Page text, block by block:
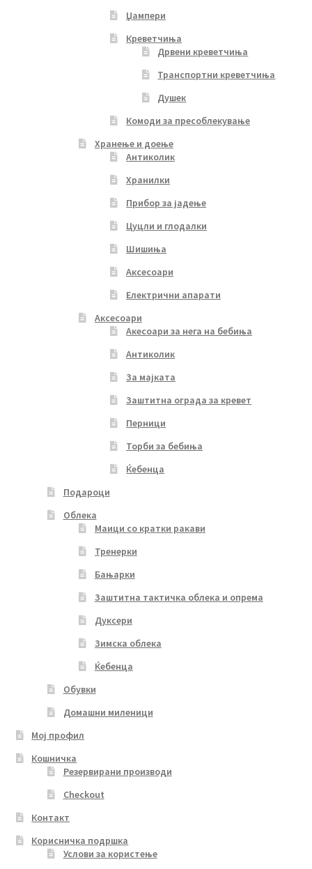
Џампери
Креветчиња
Дрвени креветчиња
Транспортни креветчиња
Душек
Комоди за пресоблекување
Хранење и доење
Антиколик
Хранилки
Прибор за јадење
Цуцли и глодалки
Шишиња
Аксесоари
Електрични апарати
Аксесоари
Акесоари за нега на бебиња
Антиколик
За мајката
Заштитна ограда за кревет
Перници
Торби за бебиња
Ќебенца
Подароци
Облека
Маици со кратки ракави
Тренерки
Бањарки
Заштитна тактичка облека и опрема
Дуксери
Зимска облека
Ќебенца
Обувки
Домашни миленици
Мој профил
Кошничка
Резервирани производи
Checkout
Контакт
Корисничка подршка
Услови за користење